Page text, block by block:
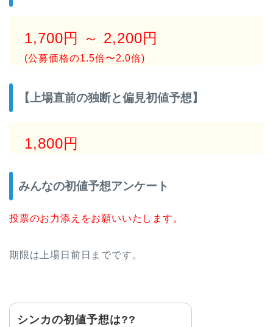
1,700円 ～ 2,200円
(公募価格の1.5倍〜2.0倍)
【上場直前の独断と偏見初値予想】
1,800円
みんなの初値予想アンケート
投票のお力添えをお願いいたします。
期限は上場日前日までです。
シンカの初値予想は??